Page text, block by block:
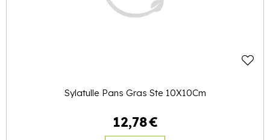
Sylatulle Pans Gras Ste 10X10Cm
12,78€